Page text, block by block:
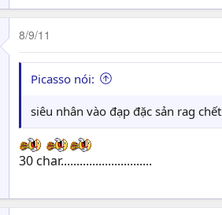
8/9/11
Picasso nói:
siêu nhân vào đạp đặc sản rag
30 char.............................